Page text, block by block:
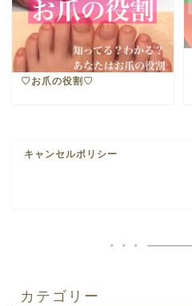
♡お爪の役割♡
キャンセルポリシー
カテゴリー